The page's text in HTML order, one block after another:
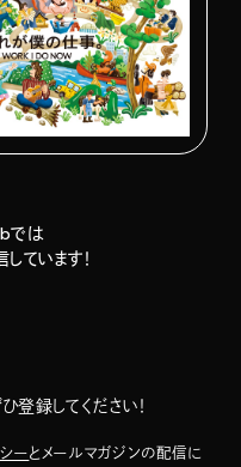
では
ています！
登録してください！
ーとメールマガジンの配信に